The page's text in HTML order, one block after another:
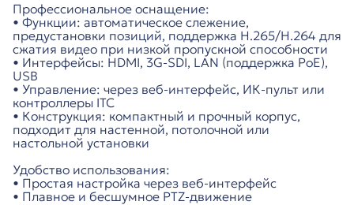
Профессиональное оснащение:
• Функции: автоматическое слежение,
предустановки позиций, поддержка H.265/H.264 для
сжатия видео при низкой пропускной способности
• Интерфейсы: HDMI, 3G-SDI, LAN (поддержка PoE),
USB
• Управление: через веб-интерфейс, ИК-пульт или
контроллеры ITC
• Конструкция: компактный и прочный корпус,
подходит для настенной, потолочной или
настольной установки
Удобство использования:
• Простая настройка через веб-интерфейс
• Плавное и бесшумное PTZ-движение